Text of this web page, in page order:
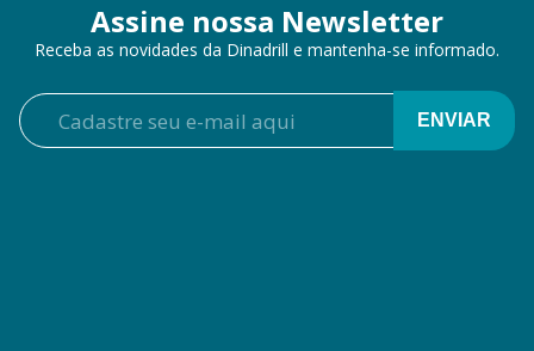
Assine nossa Newsletter
Receba as novidades da Dinadrill e mantenha-se informado.
ENVIAR